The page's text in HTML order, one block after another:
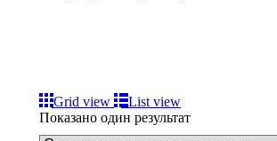
Grid view
List view
Показано один результат